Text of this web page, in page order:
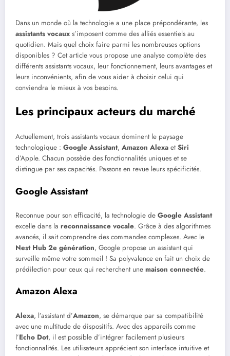
Dans un monde où la technologie a une place prépondérante, les
assistants vocaux s’imposent comme des alliés essentiels au
quotidien. Mais quel choix faire parmi les nombreuses options
disponibles ? Cet article vous propose une analyse complète des
différents assistants vocaux, leur fonctionnement, leurs avantages et
leurs inconvénients, afin de vous aider à choisir celui qui
conviendra le mieux à vos besoins.
Les principaux acteurs du marché
Actuellement, trois assistants vocaux dominent le paysage
technologique : Google Assistant, Amazon Alexa etSiri
d’Apple. Chacun possède des fonctionnalités uniques et se
distingue par ses capacités. Passons en revue leurs spécificités.
Google Assistant
Reconnue pour son efficacité, la technologie de Google Assistant
excelle dans la reconnaissance vocale. Grâce à des algorithmes
avancés, il sait comprendre des commandes complexes. Avec le
Nest Hub 2e génération, Google propose un assistant qui
surveille même votre sommeil ! Sa polyvalence en fait un choix de
prédilection pour ceux qui recherchent une maison connectée.
Amazon Alexa
Alexa, l’assistant d’Amazon, se démarque par sa compatibilité
avec une multitude de dispositifs. Avec des appareils comme
l’Echo Dot, il est possible d’intégrer facilement plusieurs
fonctionnalités. Les utilisateurs apprécient son interface intuitive et